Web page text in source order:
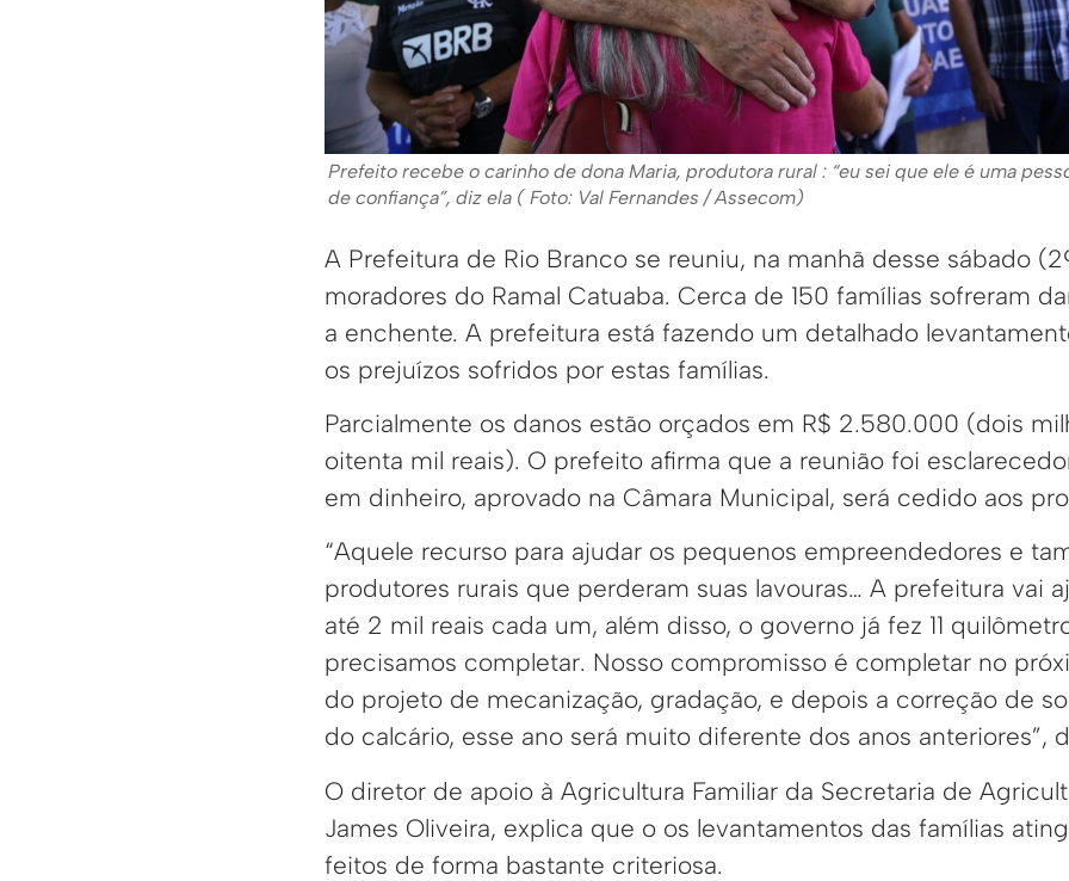
Prefeito recebe o carinho de dona Maria, produtora rural : “eu sei que ele é uma
de confiança”, diz ela ( Foto: Val Fernandes / Assecom)
A Prefeitura de Rio Branco se reuniu, na manhã desse sábado
moradores do Ramal Catuaba. Cerca de 150 famílias sofreram
a enchente. A prefeitura está fazendo um detalhado
os prejuízos sofridos por estas famílias.
Parcialmente os danos estão orçados em R$ 2.580.000 (dois
oitenta mil reais). O prefeito afirma que a reunião foi
em dinheiro, aprovado na Câmara Municipal, será cedido aos
“Aquele recurso para ajudar os pequenos empreendedores e
produtores rurais que perderam suas lavouras… A prefeitura vai
até 2 mil reais cada um, além disso, o governo já fez 11
precisamos completar. Nosso compromisso é completar no
do projeto de mecanização, gradação, e depois a correção de
do calcário, esse ano será muito diferente dos anos anteriores”,
O diretor de apoio à Agricultura Familiar da Secretaria de
James Oliveira, explica que o os levantamentos das famílias
feitos de forma bastante criteriosa.